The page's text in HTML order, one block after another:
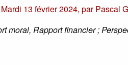
Mardi 13 février 2024,parPascal
moral, Rapport financier ;